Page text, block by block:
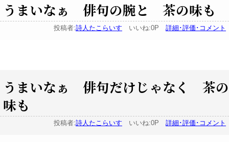
うまいなぁ 俳句の腕と 茶の味も
投稿者:詩人たこらいす いいね:0P 詳細･評価･コメント
うまいなぁ 俳句だけじゃなく 茶の
味も
投稿者:詩人たこらいす いいね:0P 詳細･評価･コメント